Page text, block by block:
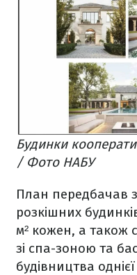
Будинки
/ Фото НАБУ
План передбачав
розкішних
м² кожен, а також
зі спа-зоною та
будівництва